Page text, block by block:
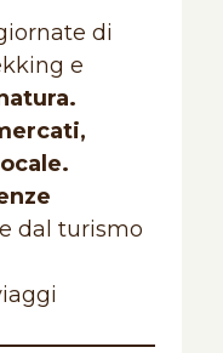
di
e
dal turismo